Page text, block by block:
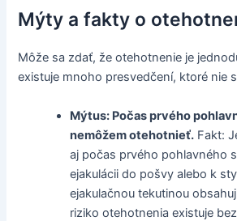
Mýty a fakty o
Môže sa zdať, že otehotnenie je
existuje mnoho presvedčení, ktoré nie
Mýtus: Počas prvého
nemôžem otehotnieť. Fakt:
aj počas prvého pohlavného
ejakulácii do pošvy alebo k
ejakulačnou tekutinou
riziko otehotnenia existuje